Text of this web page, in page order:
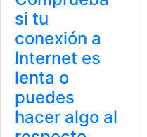
si tu
conexión a
Internet es
lenta o
puedes
hacer algo al